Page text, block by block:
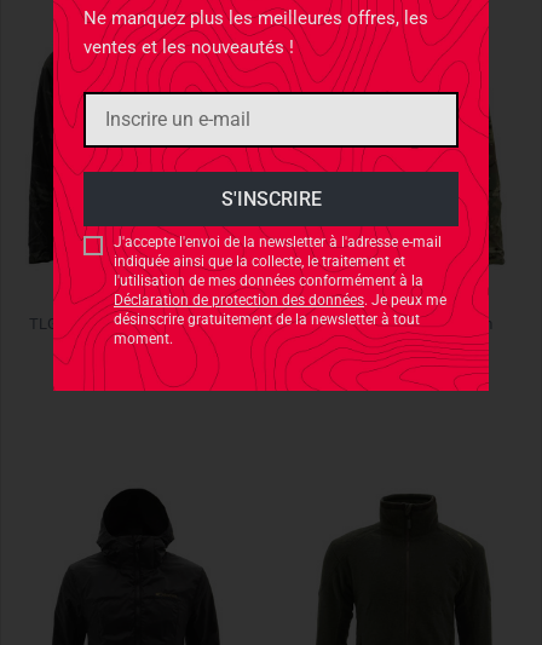
Ne manquez plus les meilleures offres, les
ventes et les nouveautés !
J'accepte l'envoi de la newsletter à l'adresse e-mail
indiquée ainsi que la collecte, le traitement et
l'utilisation de mes données conformément à la
Déclaration de protection des données. Je peux me
désinscrire gratuitement de la newsletter à tout
moment.
CARINTHIA
TLG 2.0 Jacket Multicam Black
289,90 €
CARINTHIA
TLG 2.0 Jacket Multicam
289,90 €